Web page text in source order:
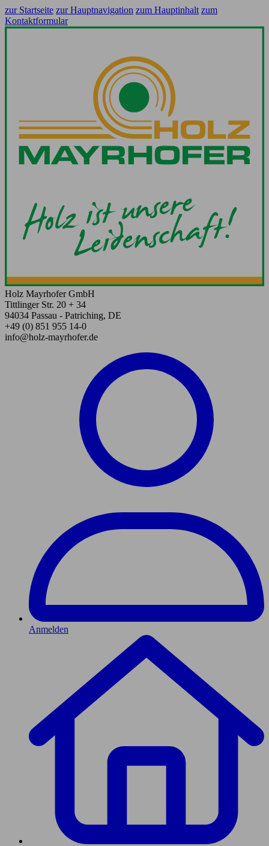
zur Startseite zur Hauptnavigation zum Hauptinhalt zum
Kontaktformular
Holz Mayrhofer GmbH
Tittlinger Str. 20 + 34
94034 Passau - Patriching, DE
+49 (0) 851 955 14-0
info@holz-mayrhofer.de
Anmelden